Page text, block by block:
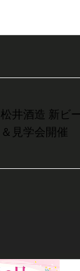
松井酒造 新ビ
＆見学会開催